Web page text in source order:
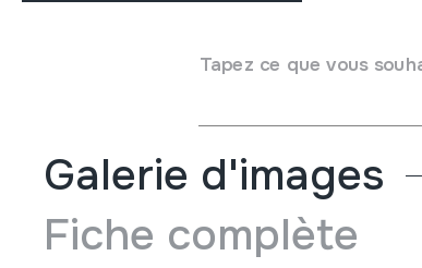
Tapez ce que vous
->EUSKAL HERRIA
Galerie d'images
Fiche complète